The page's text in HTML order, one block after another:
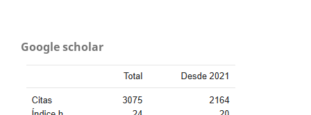
Google scholar